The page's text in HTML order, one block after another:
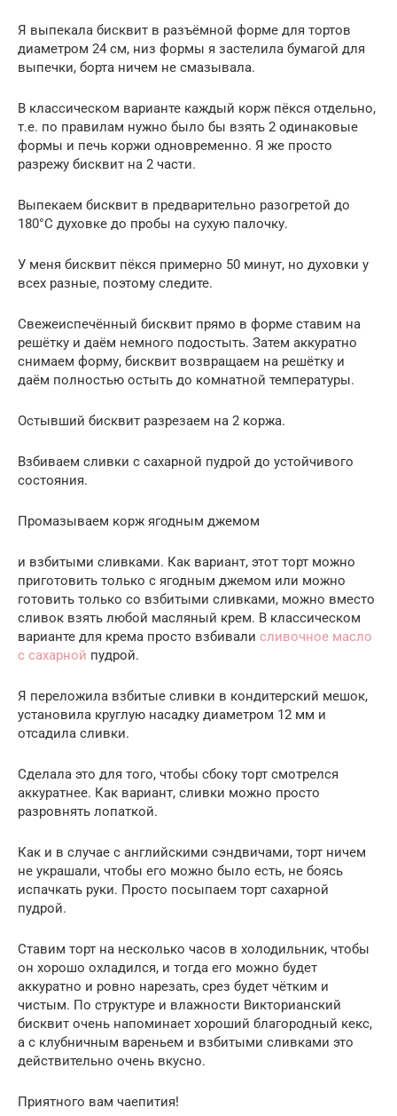
Я выпекала бисквит в разъёмной форме для тортов
диаметром 24 см, низ формы я застелила бумагой для
выпечки, борта ничем не смазывала.
В классическом варианте каждый корж пёкся отдельно,
т.е. по правилам нужно было бы взять 2 одинаковые
формы и печь коржи одновременно. Я же просто
разрежу бисквит на 2 части.
Выпекаем бисквит в предварительно разогретой до
180°С духовке до пробы на сухую палочку.
У меня бисквит пёкся примерно 50 минут, но духовки у
всех разные, поэтому следите.
Свежеиспечённый бисквит прямо в форме ставим на
решётку и даём немного подостыть. Затем аккуратно
снимаем форму, бисквит возвращаем на решётку и
даём полностью остыть до комнатной температуры.
Остывший бисквит разрезаем на 2 коржа.
Взбиваем сливки с сахарной пудрой до устойчивого
состояния.
Промазываем корж ягодным джемом
и взбитыми сливками. Как вариант, этот торт можно
приготовить только с ягодным джемом или можно
готовить только со взбитыми сливками, можно вместо
сливок взять любой масляный крем. В классическом
варианте для крема просто взбивали сливочное масло
с сахарной пудрой.
Я переложила взбитые сливки в кондитерский мешок,
установила круглую насадку диаметром 12 мм и
отсадила сливки.
Сделала это для того, чтобы сбоку торт смотрелся
аккуратнее. Как вариант, сливки можно просто
разровнять лопаткой.
Как и в случае с английскими сэндвичами, торт ничем
не украшали, чтобы его можно было есть, не боясь
испачкать руки. Просто посыпаем торт сахарной
пудрой.
Ставим торт на несколько часов в холодильник, чтобы
он хорошо охладился, и тогда его можно будет
аккуратно и ровно нарезать, срез будет чётким и
чистым. По структуре и влажности Викторианский
бисквит очень напоминает хороший благородный кекс,
а с клубничным вареньем и взбитыми сливками это
действительно очень вкусно.
Приятного вам чаепития!